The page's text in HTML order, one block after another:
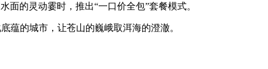
的灵动霎时，推出“一口价全包”套餐模式。
的城市，让苍山的巍峨取洱海的澄澈。